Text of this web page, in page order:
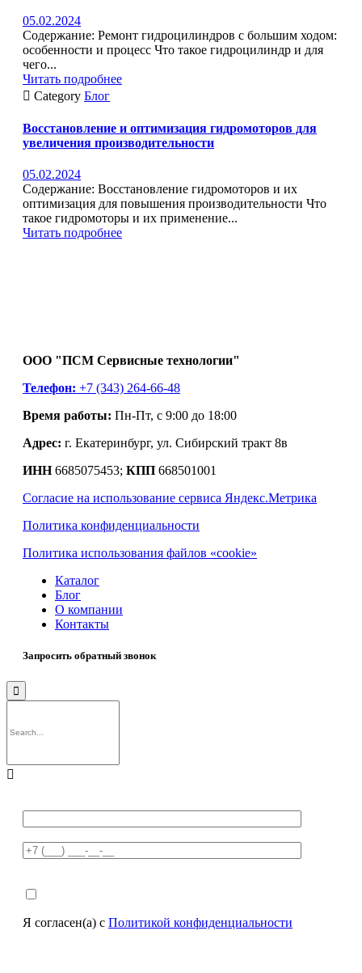
05.02.2024
Содержание: Ремонт гидроцилиндров с большим ходом:
особенности и процесс Что такое гидроцилиндр и для
чего...
Читать подробнее
 Category Блог
Восстановление и оптимизация гидромоторов для
увеличения производительности
05.02.2024
Содержание: Восстановление гидромоторов и их
оптимизация для повышения производительности Что
такое гидромоторы и их применение...
Читать подробнее
ООО "ПСМ Сервисные технологии"
Телефон: +7 (343) 264-66-48
Время работы: Пн-Пт, с 9:00 до 18:00
Адрес: г. Екатеринбург, ул. Сибирский тракт 8в
ИНН6685075453; КПП 668501001
Согласие на использование сервиса Яндекс.Метрика
Политика конфиденциальности
Политика использования файлов «cookie»
Каталог
Блог
О компании
Контакты
Запросить обратный звонок


Я согласен(а) с Политикой конфиденциальности